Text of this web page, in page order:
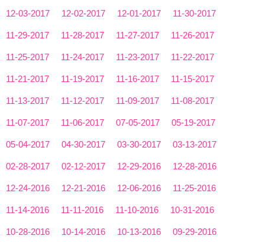
12-03-2017 12-02-2017 12-01-2017 11-30-2017
11-29-2017 11-28-2017 11-27-2017 11-26-2017
11-25-2017 11-24-2017 11-23-2017 11-22-2017
11-21-2017 11-19-2017 11-16-2017 11-15-2017
11-13-2017 11-12-2017 11-09-2017 11-08-2017
11-07-2017 11-06-2017 07-05-2017 05-19-2017
05-04-2017 04-30-2017 03-30-2017 03-13-2017
02-28-2017 02-12-2017 12-29-2016 12-28-2016
12-24-2016 12-21-2016 12-06-2016 11-25-2016
11-14-2016 11-11-2016 11-10-2016 10-31-2016
10-28-2016 10-14-2016 10-13-2016 09-29-2016